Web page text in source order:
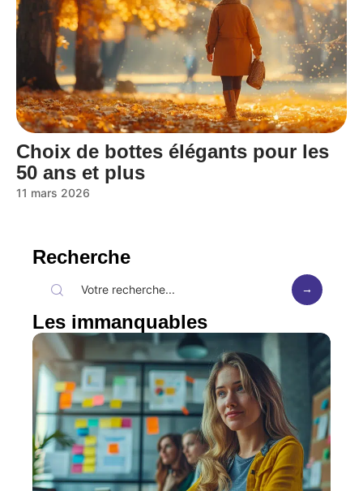
Choix de bottes élégants pour les
50 ans et plus
11 mars 2026
Recherche
Les immanquables